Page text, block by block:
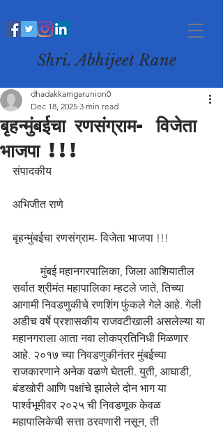
Shri. Abhijeet Rane
बृहन्मुंबईचा रणसंग्राम- विजेता
भाजपा !!!
dhadakkamgarunion0
Dec 18, 2025 3 min read
संपादकीय
अभिजीत राणे
बृहन्मुंबईचा रणसंग्राम- विजेता भाजपा !!!
	मुंबई महानगरपालिका, जिला आशियातील
सर्वात श्रीमंत महापालिका म्हटले जाते, तिच्या
आगामी निवडणुकीचे रणशिंग फुंकले गेले आहे. गेली
अडीच वर्षे प्रशासकीय राजवटीखाली असलेल्या या
महानगराला आता नवा लोकप्रतिनिधी मिळणार
आहे. २०१७ च्या निवडणुकीनंतर मुंबईच्या
राजकारणाने अनेक वळणे घेतली. युती, आघाडी,
बंडखोरी आणि पक्षांचे झालेले दोन भाग या
पार्श्वभूमीवर २०२५ ची निवडणूक केवळ
महापालिकेची सत्ता ठरवणारी नसून, ती